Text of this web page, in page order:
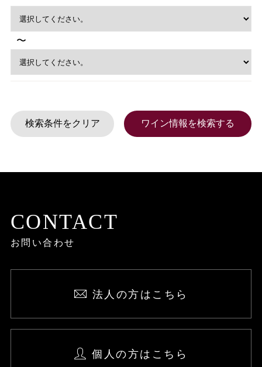
〜
CONTACT
お問い合わせ
法人の方はこちら
個人の方はこちら